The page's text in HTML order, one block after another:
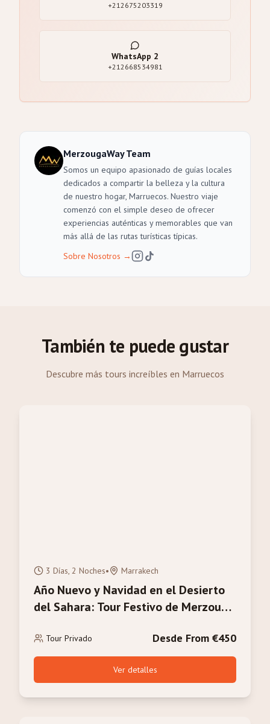
+212675203319
WhatsApp 2
+212668534981
MerzougaWay Team
Somos un equipo apasionado de guías locales
dedicados a compartir la belleza y la cultura
de nuestro hogar, Marruecos. Nuestro viaje
comenzó con el simple deseo de ofrecer
experiencias auténticas y memorables que van
más allá de las rutas turísticas típicas.
Sobre Nosotros →
También te puede gustar
Descubre más tours increíbles en Marruecos
3 Días, 2 Noches• Marrakech
Año Nuevo y Navidad en el Desierto
del Sahara: Tour Festivo de Merzouga
Tour Privado Desde From €450
Ver detalles